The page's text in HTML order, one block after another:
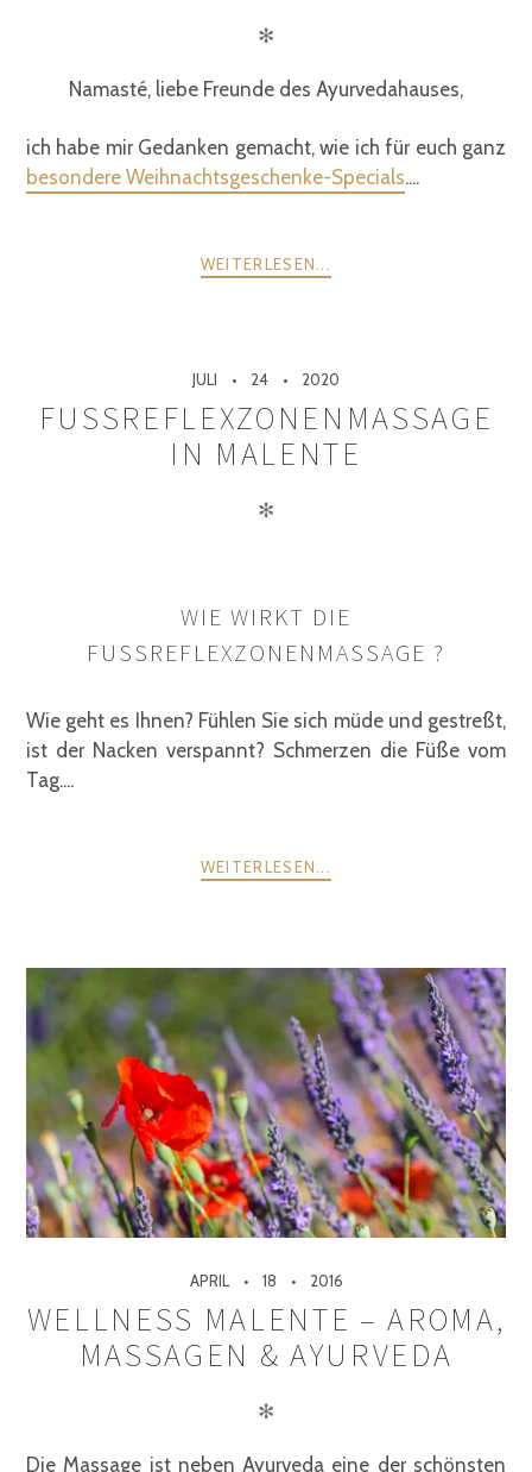
✻
Namasté, liebe Freunde des Ayurvedahauses,
ich habe mir Gedanken gemacht, wie ich für euch ganz
besondere Weihnachtsgeschenke-Specials....
WEITERLESEN...
JULI 24 2020
FUSSREFLEXZONENMASSAGE
IN MALENTE
✻
WIE WIRKT DIE
FUSSREFLEXZONENMASSAGE ?
Wie geht es Ihnen? Fühlen Sie sich müde und gestreßt,
ist der Nacken verspannt? Schmerzen die Füße vom
Tag....
WEITERLESEN...
APRIL 18 2016
WELLNESS MALENTE – AROMA,
MASSAGEN & AYURVEDA
✻
Die Massage ist neben Ayurveda eine der schönsten